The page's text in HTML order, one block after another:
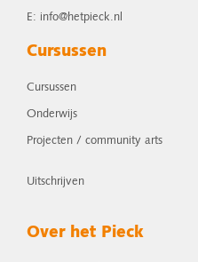
E: info@hetpieck.nl
Cursussen
Cursussen
Onderwijs
Projecten / community arts
Uitschrijven
Over het Pieck